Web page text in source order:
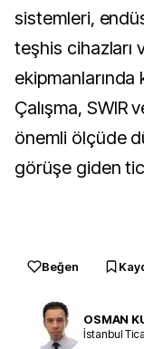
sistemleri,
teşhis cihazları
ekipmanlarında
Çalışma, SWIR
önemli ölçüde
görüşe giden
Beğen
OSMAN
İstanbul